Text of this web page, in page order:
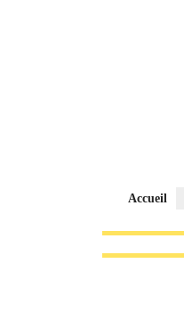
Accueil